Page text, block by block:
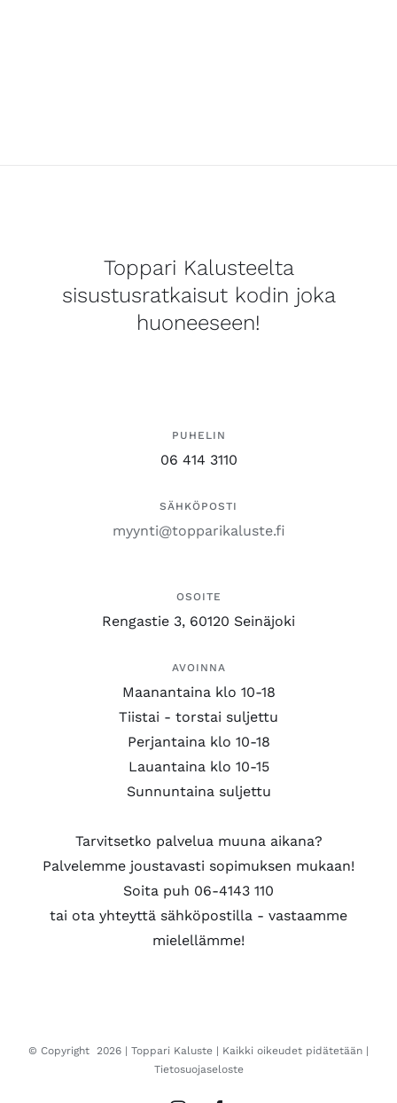
Toppari Kalusteelta
sisustusratkaisut kodin joka
huoneeseen!
PUHELIN
06 414 3110
SÄHKÖPOSTI
myynti@topparikaluste.fi
OSOITE
Rengastie 3, 60120 Seinäjoki
AVOINNA
Maanantaina klo 10-18
Tiistai - torstai suljettu
Perjantaina klo 10-18
Lauantaina klo 10-15
Sunnuntaina suljettu
Tarvitsetko palvelua muuna aikana?
Palvelemme joustavasti sopimuksen mukaan!
Soita puh 06-4143 110
tai ota yhteyttä sähköpostilla - vastaamme
mielellämme!
© Copyright 2026 | Toppari Kaluste | Kaikki oikeudet pidätetään |
Tietosuojaseloste